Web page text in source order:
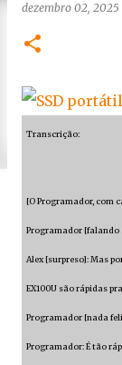
dezembro 02, 2025
Transcrição:
[O Programador, com
Programador [falando
Alex [surpreso]: Mas
EX100U são rápidas
Programador [nada
Programador: É tão